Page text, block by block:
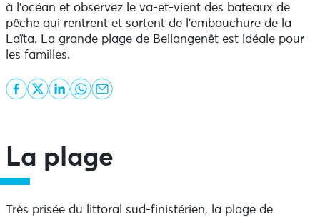
à l’océan et observez le va-et-vient des bateaux de
pêche qui rentrent et sortent de l’embouchure de la
Laïta. La grande plage de Bellangenêt est idéale pour
les familles.
La plage
Très prisée du littoral sud-finistérien, la plage de